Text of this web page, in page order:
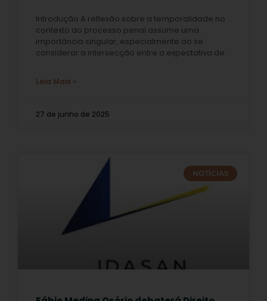
Introdução A reflexão sobre a temporalidade no
contexto do processo penal assume uma
importância singular, especialmente ao se
considerar a intersecção entre a expectativa de
Leia Mais »
27 de junho de 2025
NOTÍCIAS